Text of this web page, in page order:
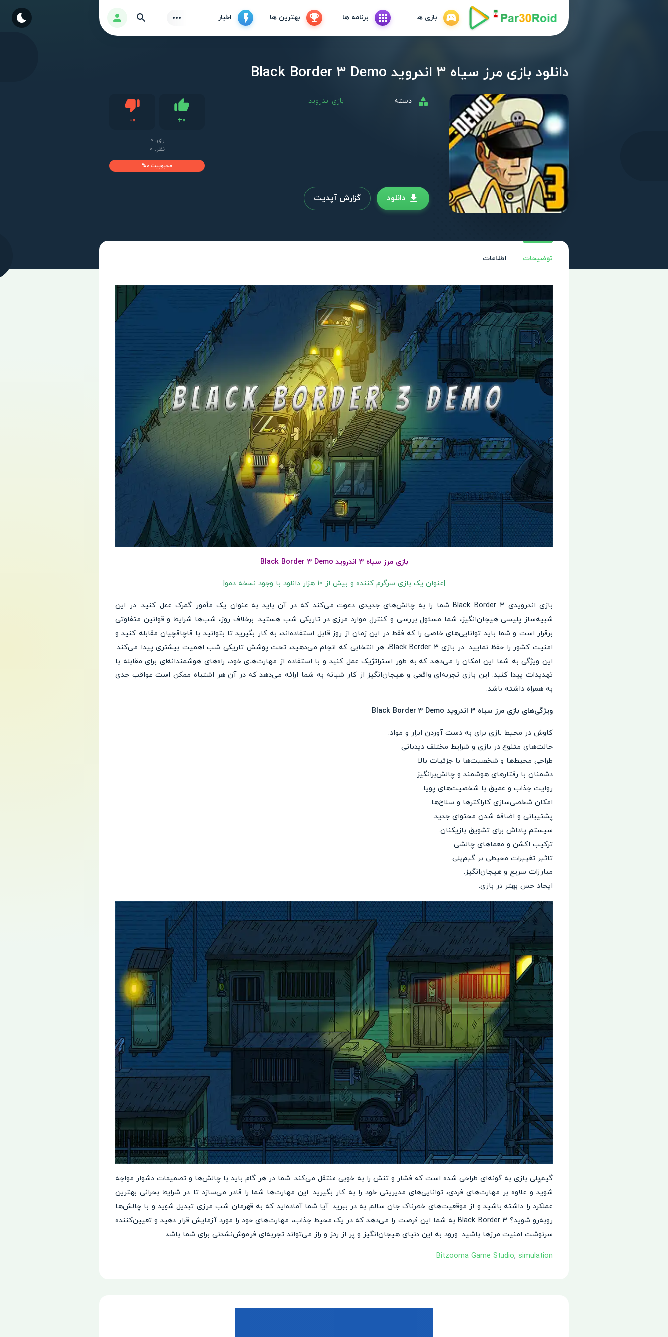
بازی ها برنامه ها بهترین ها اخبار ورود Find
دانلود بازی مرز سیاه 3 اندروید Black Border 3 Demo
دسته بازی اندروید
+0
لایک
-0دیس لایک
رای: 0
نظر: 0
محبوبیت 0%
دانلود گزارش آپدیت
توضیحات اطلاعات
بازی مرز سیاه 3 اندروید Black Border 3 Demo
|عنوان یک بازی سرگرم کننده و بیش از 10 هزار دانلود با وجود نسخه دمو|
بازی اندرویدی Black Border 3 شما را به چالش‌های جدیدی دعوت می‌کند که در آن باید به عنوان یک مأمور گمرک عمل کنید. در این
شبیه‌ساز پلیسی هیجان‌انگیز، شما مسئول بررسی و کنترل موارد مرزی در تاریکی شب هستید. برخلاف روز، شب‌ها شرایط و قوانین متفاوتی
برقرار است و شما باید توانایی‌های خاصی را که فقط در این زمان از روز قابل استفاده‌اند، به کار بگیرید تا بتوانید با قاچاقچیان مقابله کنید و
امنیت کشور را حفظ نمایید. در بازی Black Border 3، هر انتخابی که انجام می‌دهید، تحت پوشش تاریکی شب اهمیت بیشتری پیدا می‌کند.
این ویژگی به شما این امکان را می‌دهد که به طور استراتژیک عمل کنید و با استفاده از مهارت‌های خود، راه‌های هوشمندانه‌ای برای مقابله با
تهدیدات پیدا کنید. این بازی تجربه‌ای واقعی و هیجان‌انگیز از کار شبانه به شما ارائه می‌دهد که در آن هر اشتباه ممکن است عواقب جدی
به همراه داشته باشد.
ویژگی‌های بازی مرز سیاه 3 اندروید Black Border 3 Demo
کاوش در محیط بازی برای به دست آوردن ابزار و مواد.
حالت‌های متنوع در بازی و شرایط مختلف دیدبانی
طراحی محیط‌ها و شخصیت‌ها با جزئیات بالا.
دشمنان با رفتارهای هوشمند و چالش‌برانگیز.
روایت جذاب و عمیق با شخصیت‌های پویا.
امکان شخصی‌سازی کاراکترها و سلاح‌ها.
پشتیبانی و اضافه شدن محتوای جدید.
سیستم پاداش برای تشویق بازیکنان.
ترکیب اکشن و معماهای چالشی.
تاثیر تغییرات محیطی بر گیم‌پلی.
مبارزات سریع و هیجان‌انگیز.
ایجاد حس بهتر در بازی.
گیم‌پلی بازی به گونه‌ای طراحی شده است که فشار و تنش را به خوبی منتقل می‌کند. شما در هر گام باید با چالش‌ها و تصمیمات دشوار مواجه
شوید و علاوه بر مهارت‌های فردی، توانایی‌های مدیریتی خود را به کار بگیرید. این مهارت‌ها شما را قادر می‌سازد تا در شرایط بحرانی بهترین
عملکرد را داشته باشید و از موقعیت‌های خطرناک جان سالم به در ببرید. آیا شما آماده‌اید که به قهرمان شب مرزی تبدیل شوید و با چالش‌ها
روبه‌رو شوید؟ Black Border 3 به شما این فرصت را می‌دهد که در یک محیط جذاب، مهارت‌های خود را مورد آزمایش قرار دهید و تعیین‌کننده
سرنوشت امنیت مرزها باشید. ورود به این دنیای هیجان‌انگیز و پر از رمز و راز می‌تواند تجربه‌ای فراموش‌نشدنی برای شما باشد.
Bitzooma Game Studio, simulation